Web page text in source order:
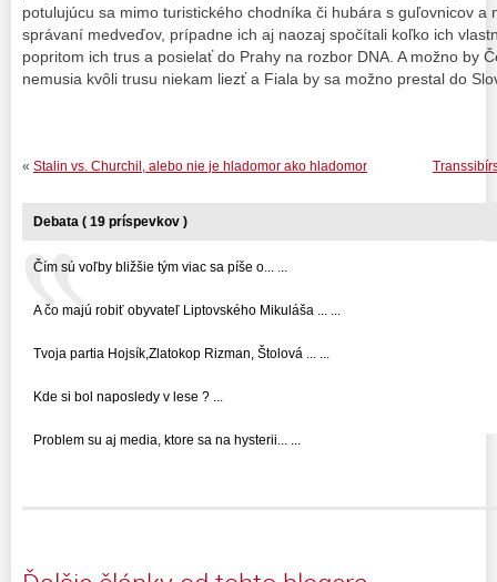
potulujúcu sa mimo turistického chodníka či hubára s guľovnicov a
správaní medveďov, prípadne ich aj naozaj spočítali koľko ich
popritom ich trus a posielať do Prahy na rozbor DNA. A možno by
nemusia kvôli trusu niekam liezť a Fiala by sa možno prestal do
« Stalin vs. Churchil, alebo nie je hladomor ako hladomor
Debata ( 19 príspevkov )
Čím sú voľby bližšie tým viac sa píše o... ...
A čo majú robiť obyvateľ Liptovského Mikuláša ... ...
Tvoja partia Hojsík,Zlatokop Rizman, Štolová ... ...
Kde si bol naposledy v lese ? ...
Problem su aj media, ktore sa na hysterii... ...